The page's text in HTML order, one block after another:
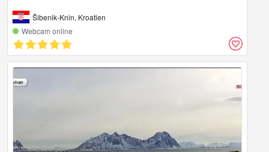
Šibenik-Knin, Kroatien
Webcam online